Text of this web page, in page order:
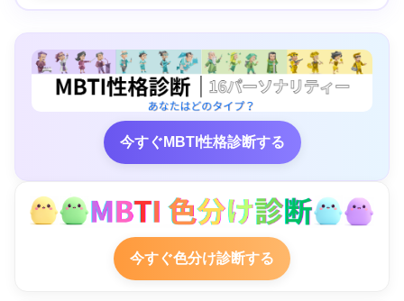
今すぐMBTI性格診断する
今すぐ色分け診断する